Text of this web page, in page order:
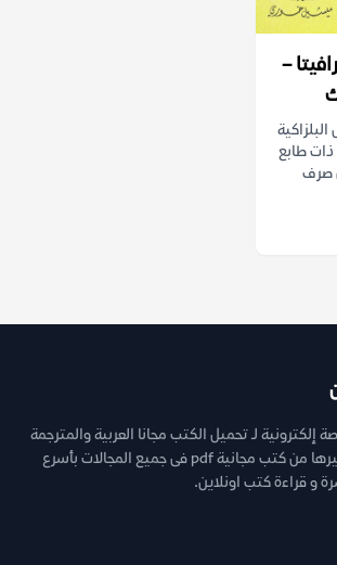
–
البلزاكية
طابع
صرف
لـ تحميل الكتب مجانا العربية والمترجمة
والروايات والقصص وغيرها من كتب مجانية pdf فى جميع المجالات بأسرع
و قراءة كتب اونلاين.